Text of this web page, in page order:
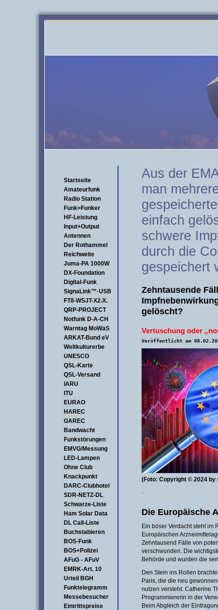
Startseite
Amateurfunk
Radio Station
Funk=Funker
HF-Leistung
Input+Output
Antennen
Der Rothammel
Reichweite
Juma-PA 1000W
DX-Foundation
Digital-Funk
SignaLink™·USB
FT8-WSJT-X2.X.
QRP-PROJECT
Notfunk D-A-CH
Warntag MoWaS
ARKAT-Bund eV
Weltkulturerbe
UNESCO
QSL-Karte
QSL-Versand
IARU
ITU
EURAO
HAREC
GAREC
Bandwacht
Funkstörungen
EMVG/Messung
LED-Lampen
Ohne Club
Knackpunkt
DARC-Clubhotel
SDR-NETZ-DL
Schwarze-Liste
Ham Solar Data
DL Call-Liste
Buchstabieren
BOS-Funk
BOS+Polizei
AFuG - AFuV
EMRK-Art. 10
Urteil BGH
Funktelegramm
Messebesucher
Eintrittspreise
Aus der
man
einfach
schwere
durch die
gespeichert
Zehntausende
gelöscht?
Vertuschung oder
Veröffentlicht am
(Foto: Copyright © 2024
·
Die Europäische
Ein böser Verdacht steht im
Europäischen
Zehntausend Fälle von
verschwunden. Die
Behörde und wurden die
Den Stein ins Rollen
Paris, die die neu
nutzen versteht. Catherine
Programmiererin in der
Beim Abgleich der